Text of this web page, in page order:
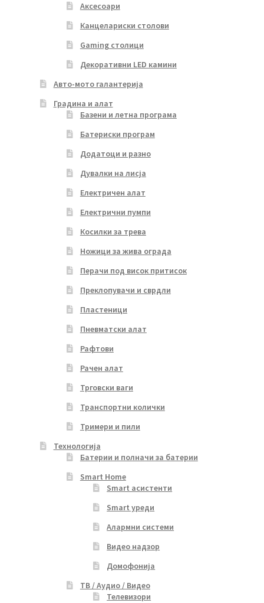
Аксесоари
Канцелариски столови
Gaming столици
Декоративни LED камини
Авто-мото галантерија
Градина и алат
Базени и летна програма
Батериски програм
Додатоци и разно
Дувалки на лисја
Електричен алат
Електрични пумпи
Косилки за трева
Ножици за жива ограда
Перачи под висок притисок
Преклопувачи и сврдли
Пластеници
Пневматски алат
Рафтови
Рачен алат
Трговски ваги
Транспортни колички
Тримери и пили
Технологија
Батерии и полначи за батерии
Smart Home
Smart асистенти
Smart уреди
Алармни системи
Видео надзор
Домофонија
ТВ / Аудио / Видео
Телевизори